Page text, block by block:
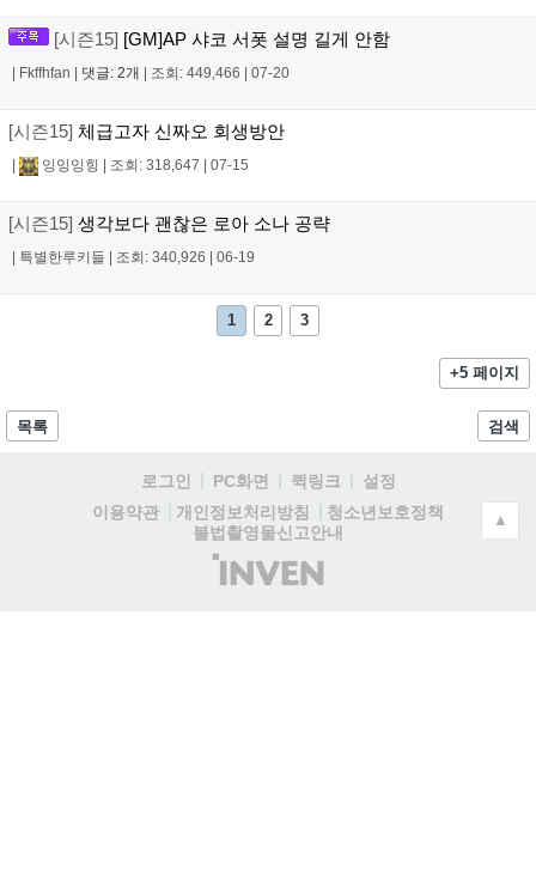
[시즌15] [GM]AP 샤코 서폿 설명 길게 안함
| Fkffhfan | 댓글: 2개 | 조회: 449,466 | 07-20
[시즌15] 체급고자 신짜오 회생방안
| 잉잉잉힝 | 조회: 318,647 | 07-15
[시즌15] 생각보다 괜찮은 로아 소나 공략
| 특별한루키들 | 조회: 340,926 | 06-19
1 2 3
+5 페이지
목록 검색
로그인 PC화면 퀵링크
설정
이용약관
개인정보처리방침
청소년보호정책
불법촬영물신고안내
(주)
인
▲